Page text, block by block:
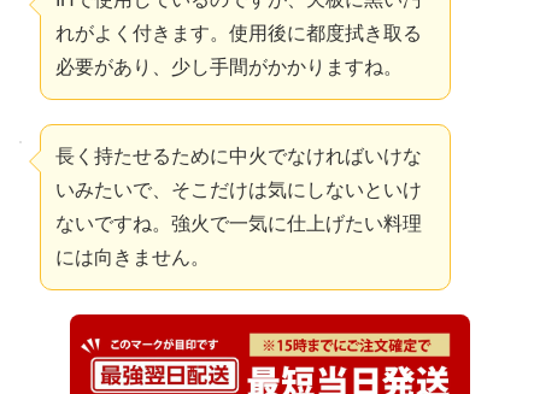
れがよく付きます。使用後に都度拭き取る
必要があり、少し手間がかかりますね。
長く持たせるために中火でなければいけな
いみたいで、そこだけは気にしないといけ
ないですね。強火で一気に仕上げたい料理
には向きません。